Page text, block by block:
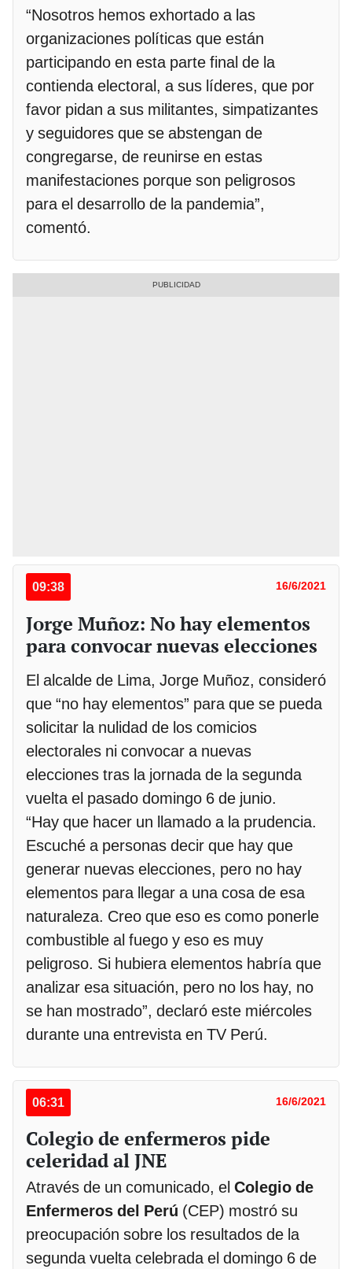
“Nosotros hemos exhortado a las
organizaciones políticas que están
participando en esta parte final de la
contienda electoral, a sus líderes, que por
favor pidan a sus militantes, simpatizantes
y seguidores que se abstengan de
congregarse, de reunirse en estas
manifestaciones porque son peligrosos
para el desarrollo de la pandemia”,
comentó.
09:38 16/6/2021
Jorge Muñoz: No hay elementos
para convocar nuevas elecciones
El alcalde de Lima, Jorge Muñoz, consideró
que “no hay elementos” para que se pueda
solicitar la nulidad de los comicios
electorales ni convocar a nuevas
elecciones tras la jornada de la segunda
vuelta el pasado domingo 6 de junio.
“Hay que hacer un llamado a la prudencia.
Escuché a personas decir que hay que
generar nuevas elecciones, pero no hay
elementos para llegar a una cosa de esa
naturaleza. Creo que eso es como ponerle
combustible al fuego y eso es muy
peligroso. Si hubiera elementos habría que
analizar esa situación, pero no los hay, no
se han mostrado”, declaró este miércoles
durante una entrevista en TV Perú.
06:31 16/6/2021
Colegio de enfermeros pide
celeridad al JNE
Através de un comunicado, el Colegio de
Enfermeros del Perú (CEP) mostró su
preocupación sobre los resultados de la
segunda vuelta celebrada el domingo 6 de